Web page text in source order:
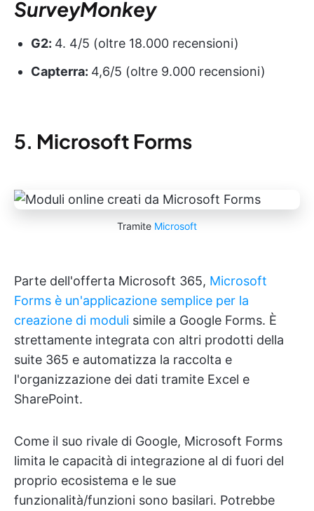
SurveyMonkey
G2: 4. 4/5 (oltre 18.000 recensioni)
Capterra: 4,6/5 (oltre 9.000 recensioni)
5. Microsoft Forms
Tramite Microsoft
Parte dell'offerta Microsoft 365, Microsoft
Forms è un'applicazione semplice per la
creazione di moduli simile a Google Forms. È
strettamente integrata con altri prodotti della
suite 365 e automatizza la raccolta e
l'organizzazione dei dati tramite Excel e
SharePoint.
Come il suo rivale di Google, Microsoft Forms
limita le capacità di integrazione al di fuori del
proprio ecosistema e le sue
funzionalità/funzioni sono basilari. Potrebbe